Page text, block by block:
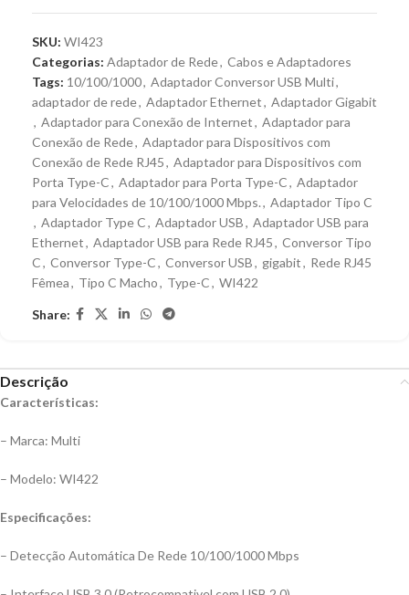
SKU: WI423
Categorias: Adaptador de Rede, Cabos e Adaptadores
Tags: 10/100/1000, Adaptador Conversor USB Multi,
adaptador de rede, Adaptador Ethernet, Adaptador Gigabit
, Adaptador para Conexão de Internet, Adaptador para
Conexão de Rede, Adaptador para Dispositivos com
Conexão de Rede RJ45, Adaptador para Dispositivos com
Porta Type-C, Adaptador para Porta Type-C, Adaptador
para Velocidades de 10/100/1000 Mbps., Adaptador Tipo C
, Adaptador Type C, Adaptador USB, Adaptador USB para
Ethernet, Adaptador USB para Rede RJ45, Conversor Tipo
C, Conversor Type-C, Conversor USB, gigabit, Rede RJ45
Fêmea, Tipo C Macho, Type-C, WI422
Share:
Descrição
Características:
– Marca: Multi
– Modelo: WI422
Especificações:
– Detecção Automática De Rede 10/100/1000 Mbps